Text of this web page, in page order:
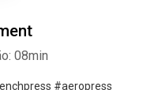
08min
#aeropress